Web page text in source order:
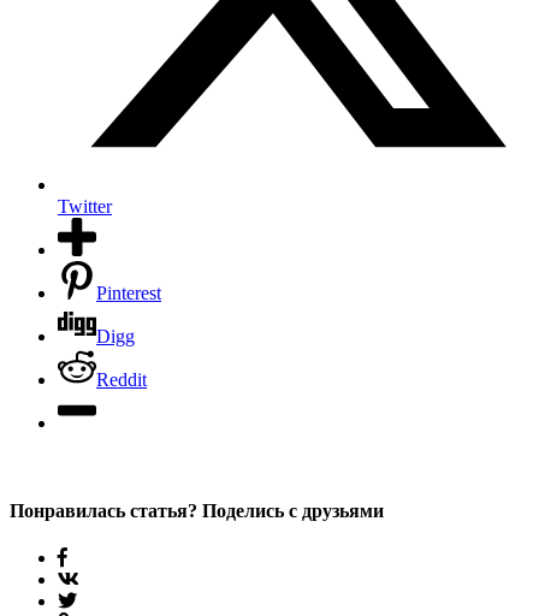
Twitter
Pinterest
Digg
Reddit
Понравилась статья? Поделись с друзьями